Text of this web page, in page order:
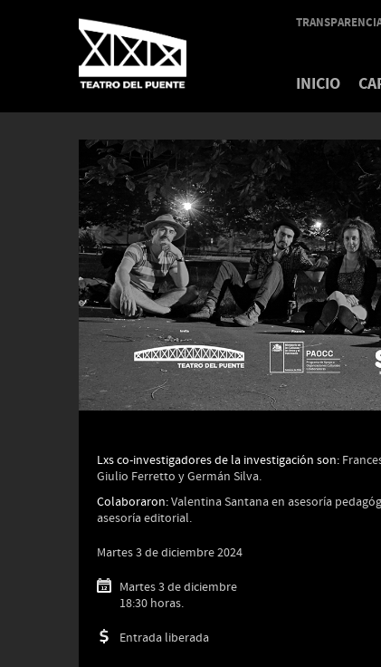
INICIO
Lxs co-investigadores de la investigación son:
Giulio Ferretto y Germán Silva.
Colaboraron:Valentina Santana en asesoría
asesoría editorial.
Martes 3 de diciembre 2024
Martes 3 de diciembre
18:30 horas.
Entrada liberada